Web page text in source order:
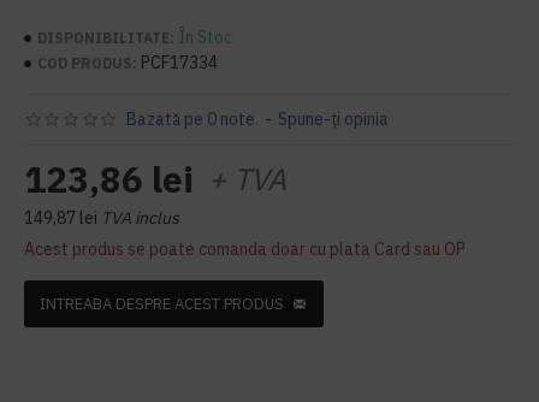
DISPONIBILITATE: În Stoc
COD PRODUS: PCF17334
Bazată pe 0 note. - Spune-ţi opinia
123,86 lei + TVA
149,87 lei TVA inclus
Acest produs se poate comanda doar cu plata Card sau OP
INTREABA DESPRE ACEST PRODUS